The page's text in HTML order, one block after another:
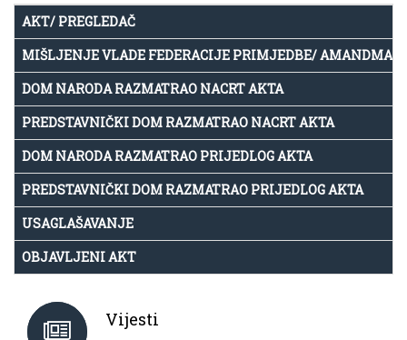
AKT/ PREGLEDAČ
MIŠLJENJE VLADE FEDERACIJE PRIMJEDBE/
DOM NARODA RAZMATRAO NACRT AKTA
PREDSTAVNIČKI DOM RAZMATRAO NACRT AKTA
DOM NARODA RAZMATRAO PRIJEDLOG AKTA
PREDSTAVNIČKI DOM RAZMATRAO PRIJEDLOG AKTA
USAGLAŠAVANJE
OBJAVLJENI AKT
Vijesti